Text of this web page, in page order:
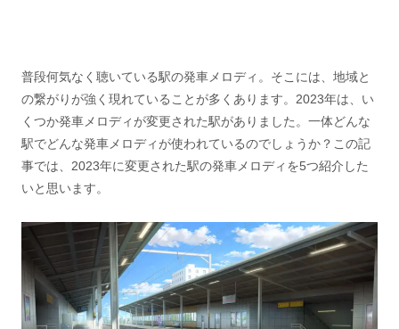
普段何気なく聴いている駅の発車メロディ。そこには、地域と
の繋がりが強く現れていることが多くあります。2023年は、い
くつか発車メロディが変更された駅がありました。一体どんな
駅でどんな発車メロディが使われているのでしょうか？この記
事では、2023年に変更された駅の発車メロディを5つ紹介した
いと思います。